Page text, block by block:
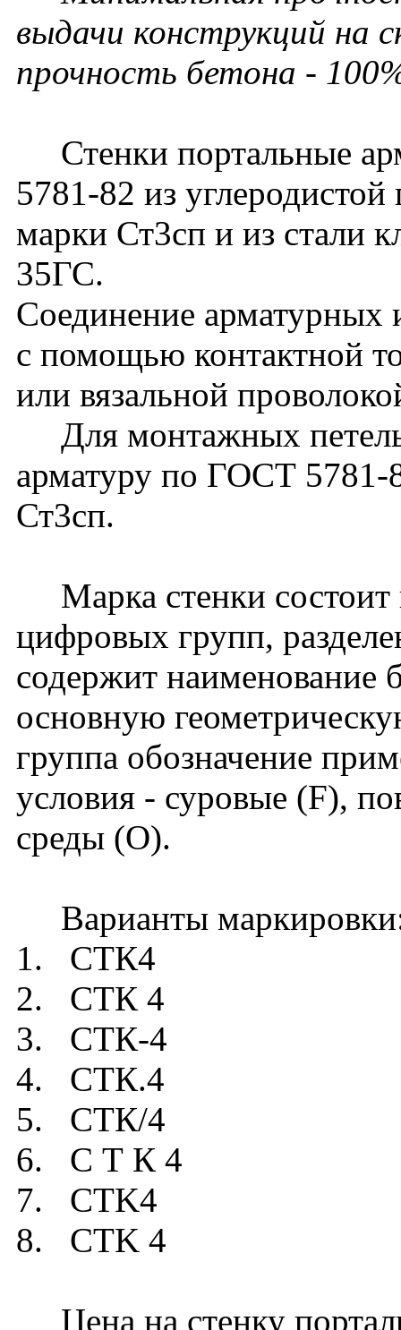
выдачи конструкций на
прочность бетона -
Стенки портальные
5781-82 из углеродистой
марки Ст3сп и из стали
35ГС.
Соединение арматурных
с помощью контактной
или вязальной
Для монтажных петель
арматуру по ГОСТ 5781-
Ст3сп.
Марка стенки состоит
цифровых групп,
содержит наименование
основную
группа обозначение
условия - суровые (F),
среды (О).
Варианты
1. СТК4
2. СТК 4
3. СТК-4
4. СТК.4
5. СТК/4
6. С Т К 4
7. CTK4
8. CTK 4
Цена на стенку